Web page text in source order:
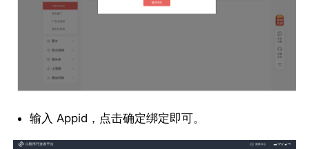
输入 Appid，点击确定绑定即可。